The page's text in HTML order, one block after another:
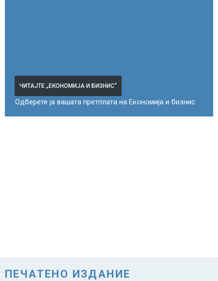
ЧИТАЈТЕ „ЕКОНОМИЈА И БИЗНИС“
Одберете ја вашата претплата на Економија и бизнис
ПЕЧАТЕНО ИЗДАНИЕ